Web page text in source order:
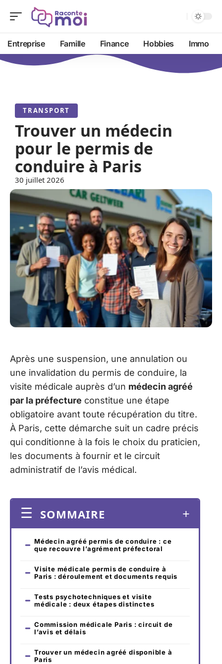
Entreprise Famille Finance Hobbies Immo
TRANSPORT
Trouver un médecin
pour le permis de
conduire à Paris
30 juillet 2026
Après une suspension, une annulation ou
une invalidation du permis de conduire, la
visite médicale auprès d’un médecin agréé
par la préfecture constitue une étape
obligatoire avant toute récupération du titre.
À Paris, cette démarche suit un cadre précis
qui conditionne à la fois le choix du praticien,
les documents à fournir et le circuit
administratif de l’avis médical.
SOMMAIRE
Médecin agréé permis de conduire : ce
que recouvre l’agrément préfectoral
Visite médicale permis de conduire à
Paris : déroulement et documents requis
Tests psychotechniques et visite
médicale : deux étapes distinctes
Commission médicale Paris : circuit de
l’avis et délais
Trouver un médecin agréé disponible à
Paris